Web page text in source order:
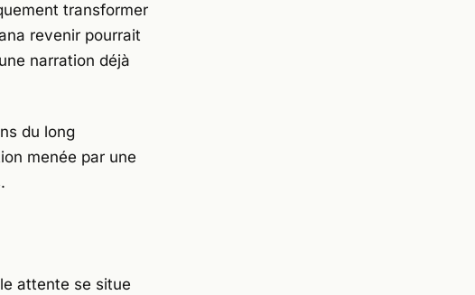
transformer
revenir pourrait
narration déjà
du long
menée par une
attente se situe